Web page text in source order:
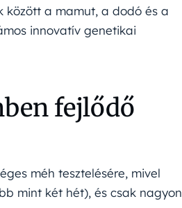
között a mamut, a dodó és a
innovatív genetikai
fejlődő
méh tesztelésére, mivel
mint két hét), és csak nagyon